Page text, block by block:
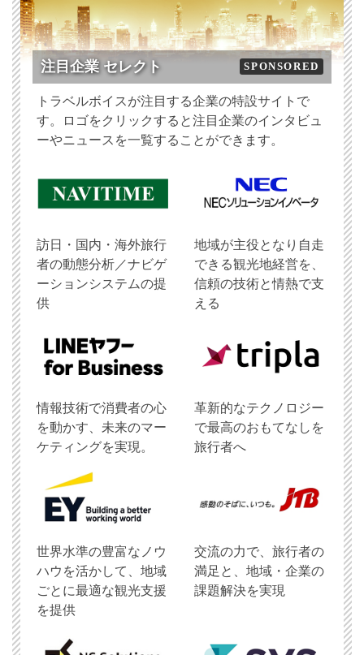
注目企業 セレクト SPONSORED
トラベルボイスが注目する企業の特設サイトで
す。ロゴをクリックすると注目企業のインタビュ
ーやニュースを一覧することができます。
訪日・国内・海外旅行
者の動態分析／ナビゲ
ーションシステムの提
供
地域が主役となり自走
できる観光地経営を、
信頼の技術と情熱で支
える
情報技術で消費者の心
を動かす、未来のマー
ケティングを実現。
革新的なテクノロジー
で最高のおもてなしを
旅行者へ
世界水準の豊富なノウ
ハウを活かして、地域
ごとに最適な観光支援
を提供
交流の力で、旅行者の
満足と、地域・企業の
課題解決を実現